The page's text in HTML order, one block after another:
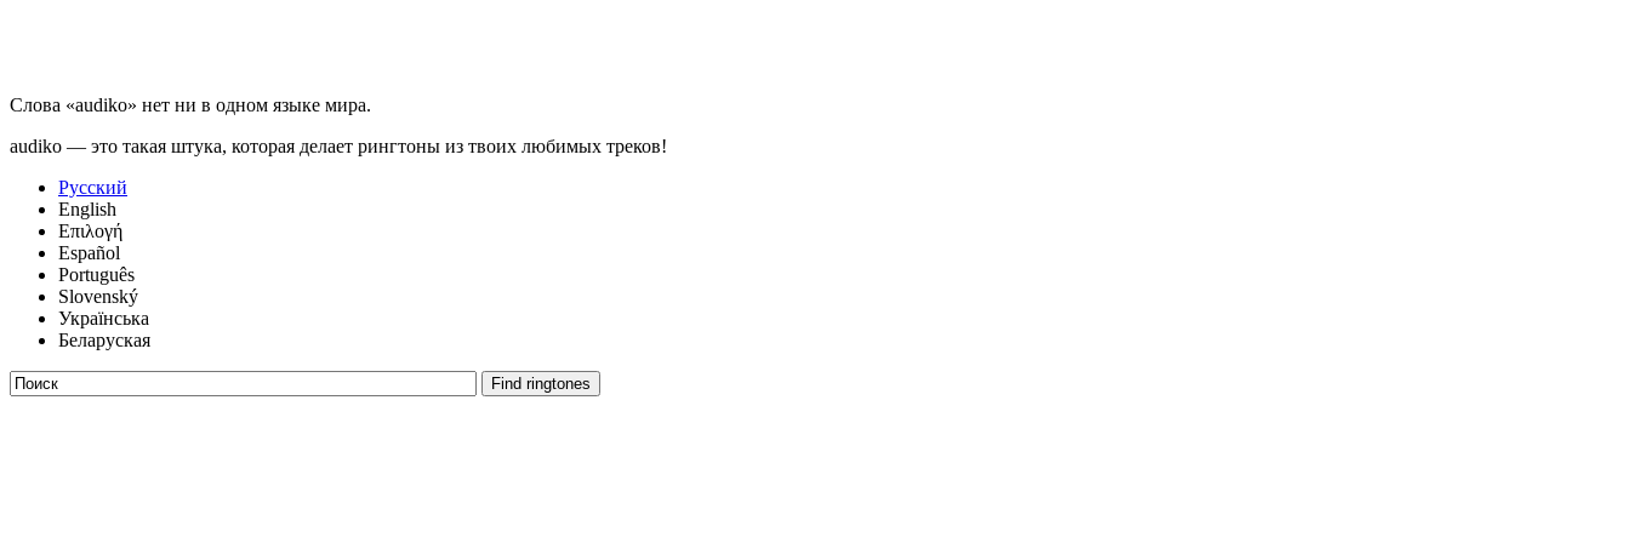
Слова «audiko» нет ни в одном языке мира.
audiko — это такая штука, которая делает рингтоны из твоих любимых треков!
Русский
English
Επιλογή
Español
Português
Slovenský
Українська
Беларуская